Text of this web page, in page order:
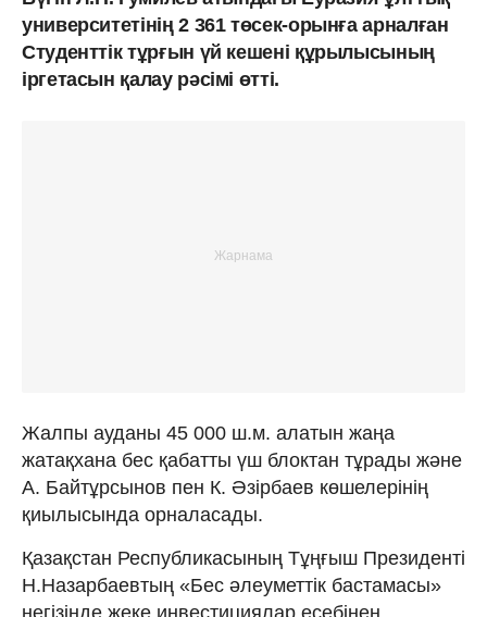
университетінің 2 361 төсек-орынға арналған
Студенттік тұрғын үй кешені құрылысының
іргетасын қалау рәсімі өтті.
Жалпы ауданы 45 000 ш.м. алатын жаңа
жатақхана бес қабатты үш блоктан тұрады және
А. Байтұрсынов пен К. Әзірбаев көшелерінің
қиылысында орналасады.
Қазақстан Республикасының Тұңғыш Президенті
Н.Назарбаевтың «Бес әлеуметтік бастамасы»
негізінде жеке инвестициялар есебінен